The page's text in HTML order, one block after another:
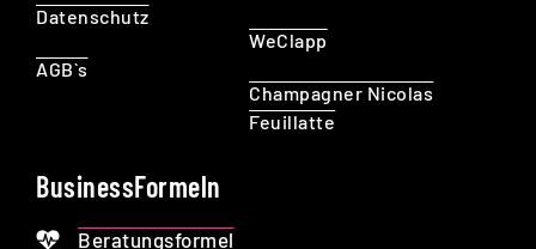
Datenschutz
AGB`s
WeClapp
Champagner Nicolas
Feuillatte
BusinessFormeln
Beratungsformel